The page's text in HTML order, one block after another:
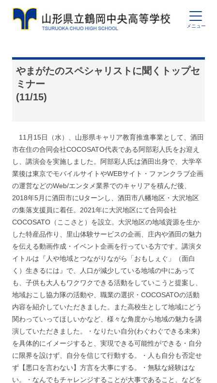
やまがたのスペシャリストに聞くトップセ
ミナー
(11/15)
11月15日（水）、山形県キャリア教育推進事業として、酒田
市在住の合同会社COCOSATO代表である阿部彩人氏をお迎え
し、講演会を実施しました。阿部彩人氏は酒田出身で、大学卒
業後は東京でモバイルサイトやWEBサイト・ファンクラブ企画
の運営などのWeb/エンタメ業界でのキャリアを積んだ後、
2018年5月に酒田市にUターンし、酒田市八幡地区・大沢地区
の集落支援員に着任。2021年に大沢地区にて合同会社
COCOSATO（ここさと）を設立。大沢地区の地域資源を生か
した特産品作り、里山体験サービスの企画、庄内や酒田の魅力
を伝える動画作成・イベント企画を行っている方です。講演タ
イトルは『人や地域とつながりながら「おもしぇぐ」（面白
く）生きるには』で、人口が減少している地域の中にあって
も、子供も大人もワクワクできる活動をしていこうと提案し、
地域おこし協力隊の活動や、職業の選択・COCOSATOの活動
内容を紹介していただきました。また高校生として地域にどう
関わっていってほしいかなど、様々な角度から地域の魅力を講
演していただきました。・なりたい自分(わぐわぐできる未来)
を具体的にイメージすると、実現できる可能性ができる・自分
に限界を設けず、自分を信じて行動する。・人も自分も否定せ
ず【悪口を言わない】方言を大事にする。・無駄な経験はな
い。・なんでもチャレンジすることが大事であること、などを